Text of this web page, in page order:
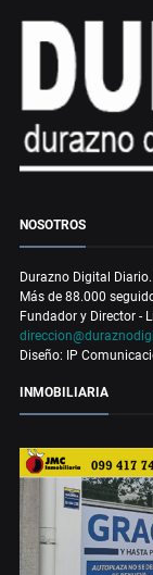
NOSOTROS
Durazno Digital
Más de 88.000
Fundador y Director -
Diseño: IP
INMOBILIARIA